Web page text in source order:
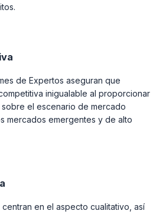
de Expertos aseguran que
inigualable al proporcionar
el escenario de mercado
mercados emergentes y de alto
en el aspecto cualitativo, así